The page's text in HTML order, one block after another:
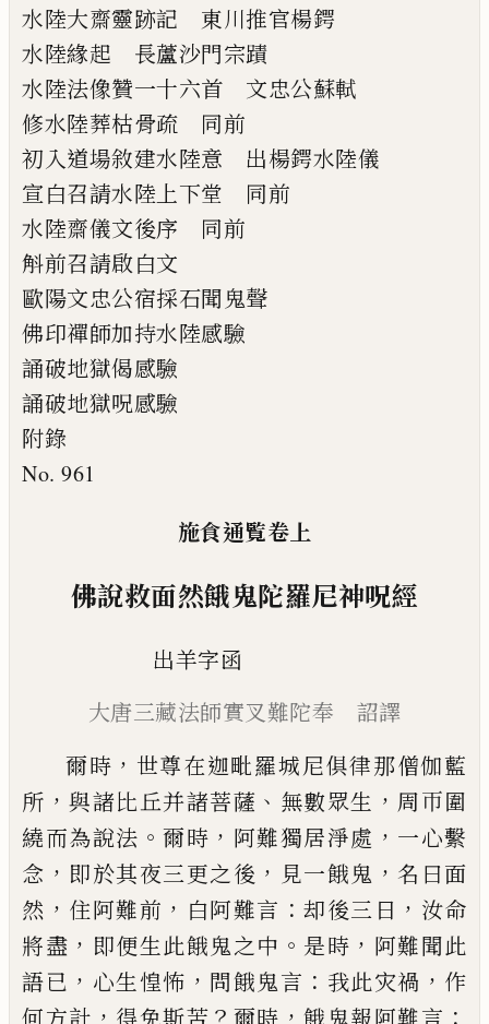
水陸大齋靈跡記 東川推官楊鍔
水陸緣起 長蘆沙門宗蹟
水陸法像贊一十六首 文忠公蘇軾
修水陸葬枯骨疏 同前
初入道場敘建水陸意 出楊鍔水陸儀
宣白召請水陸上下堂 同前
水陸齋儀文後序 同前
斛前召請啟白文
歐陽文忠公宿採石聞鬼聲
佛印禪師加持水陸感驗
誦破地獄偈感驗
誦破地獄呪感驗
附錄
No. 961
施食通覧卷上
佛說救面然餓鬼陀羅尼神呪經
出羊字函
大唐三藏法師實叉難陀奉 詔譯
爾時 ， 世尊在迦毗羅城尼俱律那僧伽藍
所 ， 與諸比丘并諸菩薩 、 無數眾生 ， 周帀圍
繞而為說法 。 爾時 ， 阿難獨居淨處 ， 一心繫
念 ， 即於其夜三更之後 ， 見一餓鬼 ， 名曰面
然 ， 住阿難前 ， 白阿難言 ： 却後三日 ， 汝命
將盡 ， 即便生此餓鬼之中 。 是時 ， 阿難聞此
語已 ， 心生惶怖 ， 問餓鬼言 ： 我此灾禍 ， 作
何方計 ， 得免斯苦 ？ 爾時 ， 餓 鬼報阿難言 ：